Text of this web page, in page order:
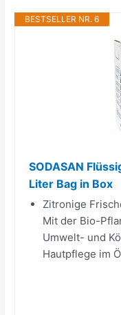
BESTSELLER NR. 6
SODASAN
Liter Bag in Box
Zitronige
Mit der Bio-
Umwelt- und
Hautpflege im